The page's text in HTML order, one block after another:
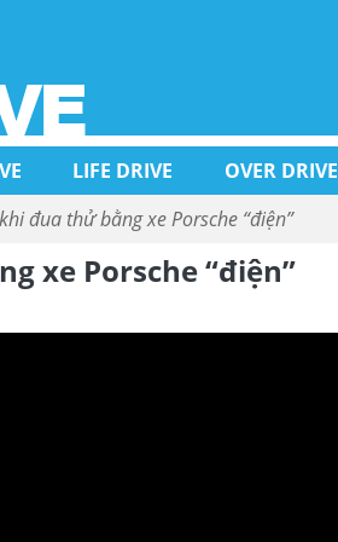
LIFE DRIVE OVER DRIVE
đua thử bằng xe Porsche “điện”
xe Porsche “điện”